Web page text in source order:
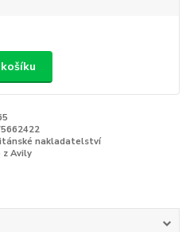
nakladatelství
z Avily